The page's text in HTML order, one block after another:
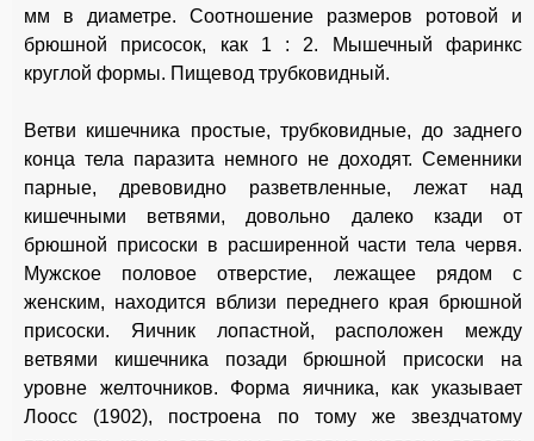
мм в диаметре. Соотношение размеров ротовой и
брюшной присосок, как 1 : 2. Мышечный фаринкс
круглой формы. Пищевод трубковидный.
Ветви кишечника простые, трубковидные, до заднего
конца тела паразита немного не доходят. Семенники
парные, древовидно разветвленные, лежат над
кишечными ветвями, довольно далеко кзади от
брюшной присоски в расширенной части тела червя.
Мужское половое отверстие, лежащее рядом с
женским, находится вблизи переднего края брюшной
присоски. Яичник лопастной, расположен между
ветвями кишечника позади брюшной присоски на
уровне желточников. Форма яичника, как указывает
Лоосс (1902), построена по тому же звездчатому